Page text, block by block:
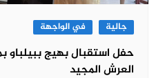
جالية في الواجهة
العرش المجيد